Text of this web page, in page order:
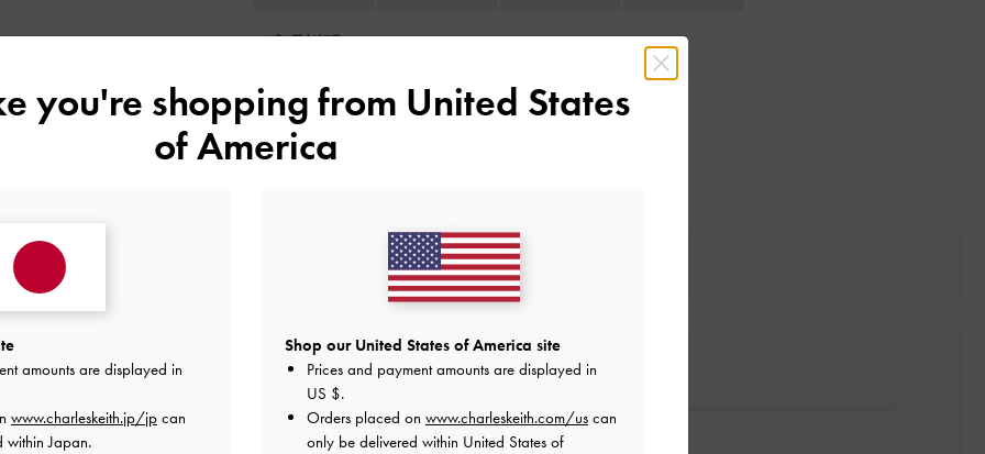
商品説明
配送 & 返品
レビューは購入した方のみ投稿ができます。
you're shopping from United States
of America
amounts are displayed in
www.charleskeith.jp/jp can
within Japan.
Shop our United States of America site
Prices and payment amounts are displayed in
US $.
Orders placed on www.charleskeith.com/us can
only be delivered within United States of